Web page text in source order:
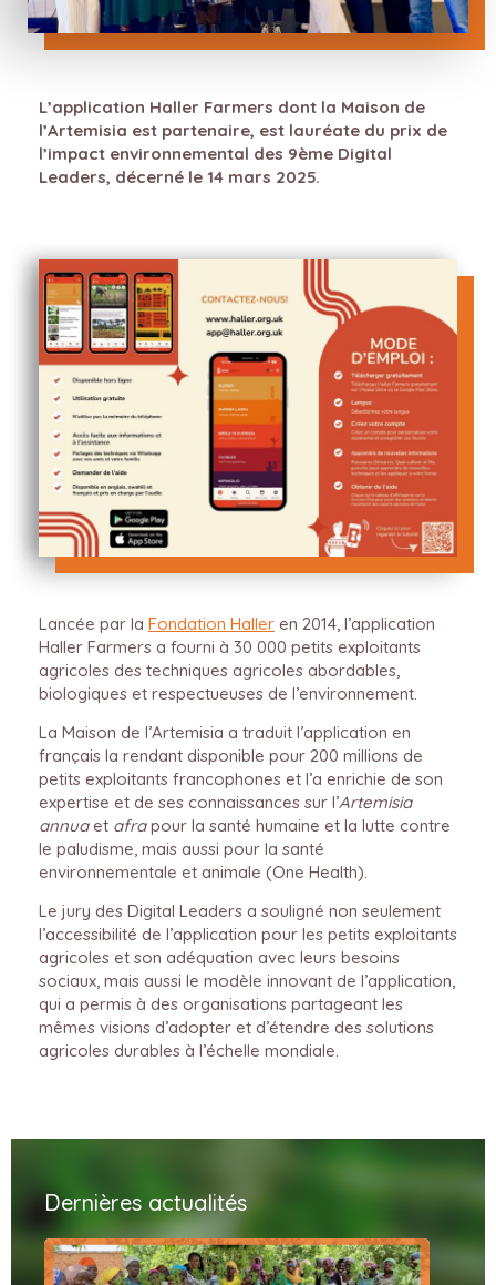
L’application Haller Farmers dont la Maison de
l’Artemisia est partenaire, est lauréate du prix de
l’impact environnemental des 9ème Digital
Leaders, décerné le 14 mars 2025.
Lancée par la Fondation Haller en 2014, l’application
Haller Farmers a fourni à 30 000 petits exploitants
agricoles des techniques agricoles abordables,
biologiques et respectueuses de l’environnement.
La Maison de l’Artemisia a traduit l’application en
français la rendant disponible pour 200 millions de
petits exploitants francophones et l’a enrichie de son
expertise et de ses connaissances sur l’Artemisia
annuaet afrapour la santé humaine et la lutte contre
le paludisme, mais aussi pour la santé
environnementale et animale (One Health).
Le jury des Digital Leaders a souligné non seulement
l’accessibilité de l’application pour les petits exploitants
agricoles et son adéquation avec leurs besoins
sociaux, mais aussi le modèle innovant de l’application,
qui a permis à des organisations partageant les
mêmes visions d’adopter et d’étendre des solutions
agricoles durables à l’échelle mondiale.
Dernières actualités